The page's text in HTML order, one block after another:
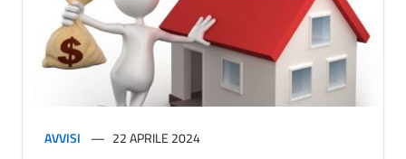
AVVISI 22 APRILE 2024